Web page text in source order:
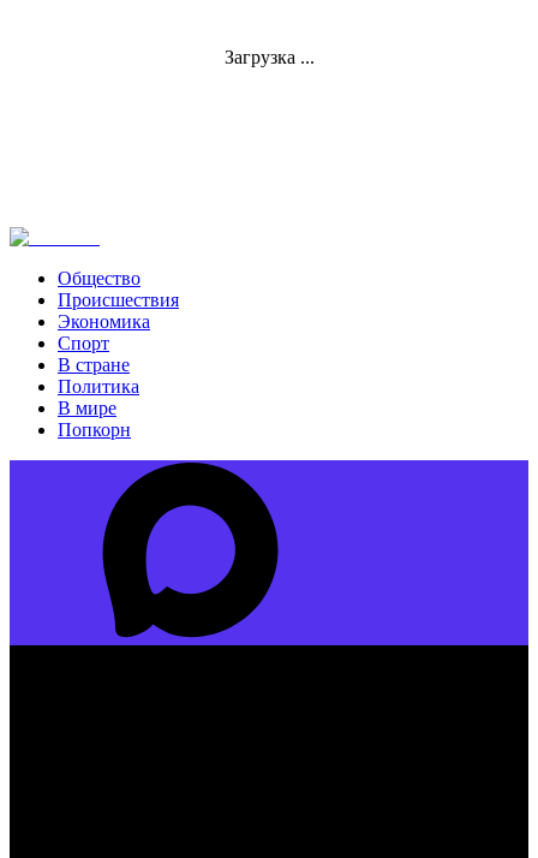
Загрузка ...
Общество
Происшествия
Экономика
Спорт
В стране
Политика
В мире
Попкорн